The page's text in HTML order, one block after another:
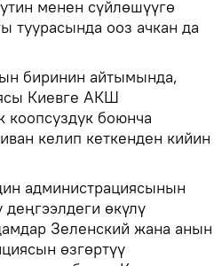
менен сүйлөшүүгө
туурасында ооз ачкан да
биринин айтымында,
Киевге АКШ
коопсуздук боюнча
келип кеткенден кийин
администрациясынын
өкүлү
Зеленский жана анын
өзгөртүү